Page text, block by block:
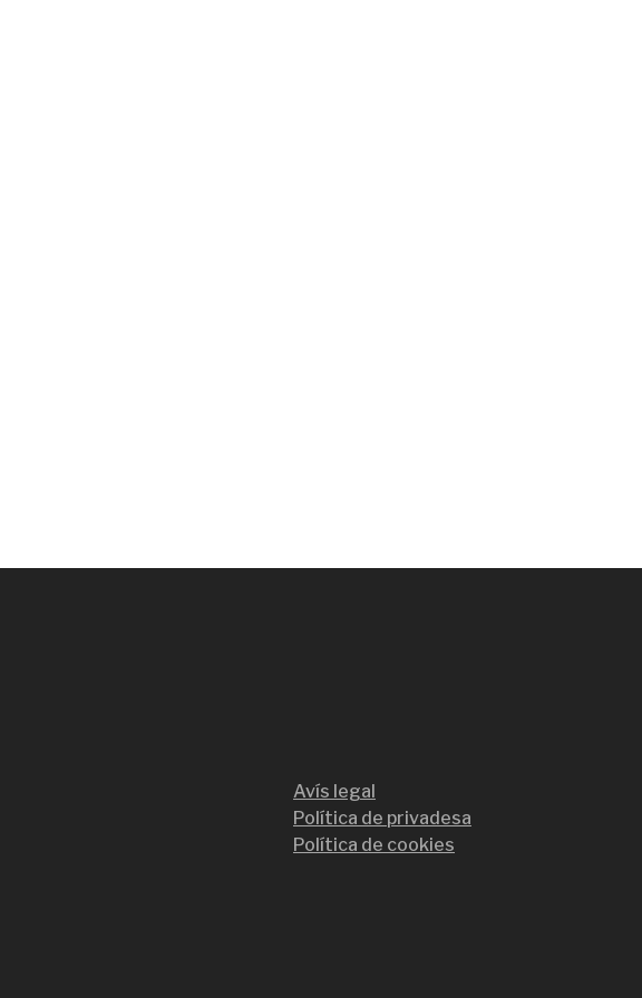
Avís legal
Política de privadesa
Política de cookies